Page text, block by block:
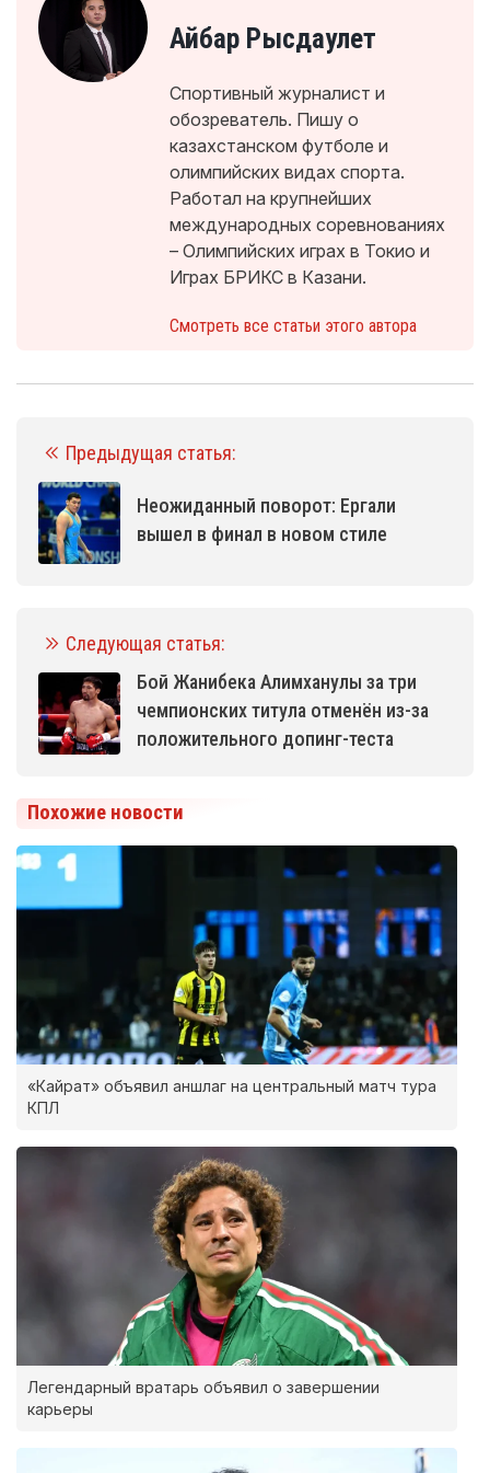
Айбар Рысдаулет
Спортивный журналист и
обозреватель. Пишу о
казахстанском футболе и
олимпийских видах спорта.
Работал на крупнейших
международных соревнованиях
– Олимпийских играх в Токио и
Играх БРИКС в Казани.
Смотреть все статьи этого автора
Предыдущая статья:
Неожиданный поворот: Ергали
вышел в финал в новом стиле
Следующая статья:
Бой Жанибека Алимханулы за три
чемпионских титула отменён из-за
положительного допинг-теста
Похожие новости
«Кайрат» объявил аншлаг на центральный матч тура
КПЛ
Легендарный вратарь объявил о завершении
карьеры